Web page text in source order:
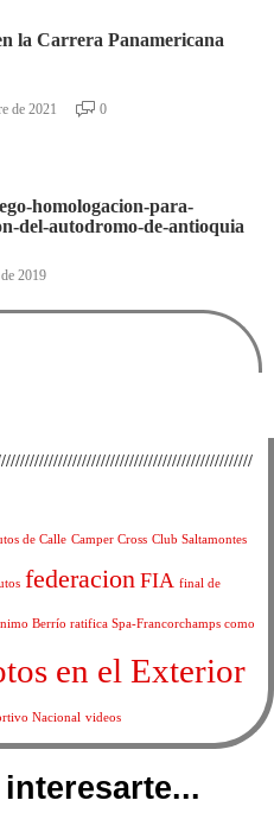
la Carrera Panamericana
de 2021 0
homologacion-para-
del-autodromo-de-antioquia
2019
de Calle Camper Cross Club Saltamontes
federacion FIA final de
Berrío ratifica Spa-Francorchamps como
en el Exterior
Nacional videos